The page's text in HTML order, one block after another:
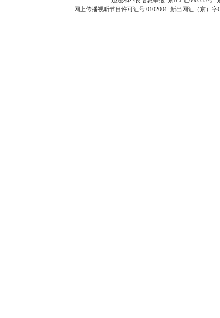
网上传播视听节目许可证号 0102004 新出网证（京）